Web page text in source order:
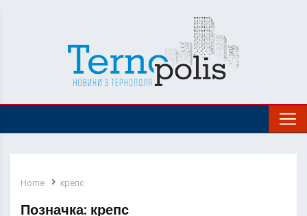
Home крепс
Позначка: крепс